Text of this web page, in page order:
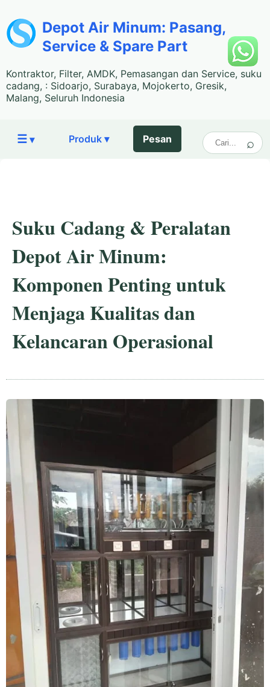
Depot Air Minum: Pasang,
Service & Spare Part
Kontraktor, Filter, AMDK, Pemasangan dan Service, suku
cadang, : Sidoarjo, Surabaya, Mojokerto, Gresik,
Malang, Seluruh Indonesia
☰ ▾ Produk ▾ Pesan
Suku Cadang & Peralatan
Depot Air Minum:
Komponen Penting untuk
Menjaga Kualitas dan
Kelancaran Operasional